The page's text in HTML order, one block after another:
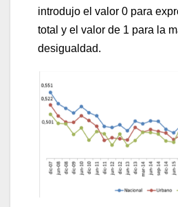
introdujo el valor 0 para
total y el valor de 1 para la
desigualdad.